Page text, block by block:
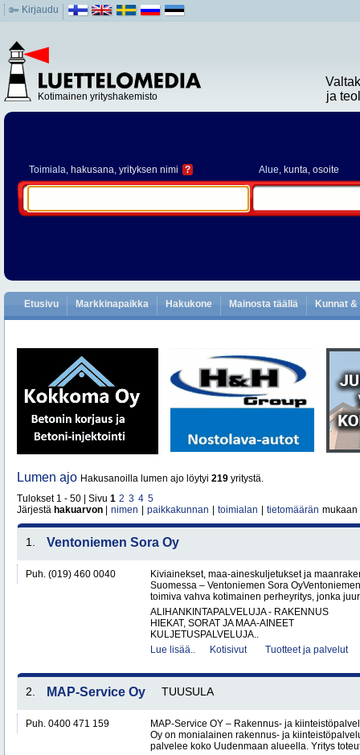
Kirjaudu
Kotimainen yrityshakemisto
ja
Toimiala, hakusana, yrityksen nimi ? Alue, kunta, osoite
Etusivu Markkinapaikka Hakukone Mainosta täällä Kunnat
Lumen ajo Hakusanoilla lumen ajo löytyi 219 yritystä.
Tulokset 1 - 50 | Sivu 1 2 3 4 5
Järjestä hakuarvon nimen paikkakunnan toimialan tietomäärän mukaan
1. Ventoniemen Sora Oy
Puh. (019) 460 0040
Kiviainekset, maa-aineskuljetukset ja
Suomessa – Ventoniemen Sora
toimiva vahva kotimainen perheyritys, jonka
ALIHANKINTAPALVELUJA - RAKENNUS
HIEKAT, SORAT JA MAA-AINEET
KULJETUSPALVELUJA..
Lue lisää..
Kotisivut Tuotteet ja palvelut
2. MAP-Service Oy TUUSULA
Puh. 0400 471 159
MAP-Service OY – Rakennus- ja
Oy on monialainen rakennus- ja
palvelee koko Uudenmaan alueella. Yritys